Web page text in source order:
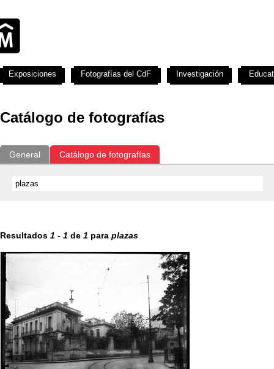
Catálogo de fotografías
General Catálogo de fotografías
Resultados 1 - 1 de 1 para plazas
Exposiciones Fotografías del CdF Investigación